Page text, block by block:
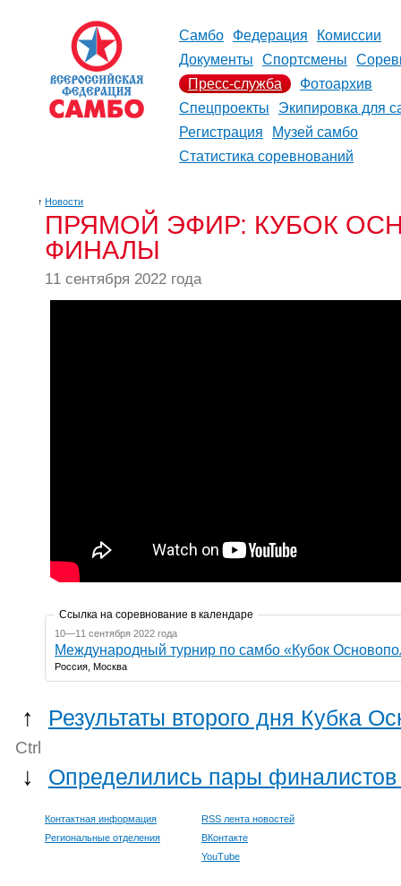
Самбо Федерация
Комиссии
Документы
Спортсмены
Пресс-служба
Фотоархив
Спецпроекты
Экипировка для
Регистрация
Музей самбо
Статистика соревнований
↑ Новости
ПРЯМОЙ ЭФИР: КУБОК
ФИНАЛЫ
11 сентября 2022 года
Ссылка на соревнование в календаре
10—11 сентября 2022 года
Международный турнир по самбо «Кубок
Россия, Москва
↑ Результаты второго дня Кубка
Ctrl
↓ Определились пары
Контактная информация
Региональные отделения
RSS лента новостей
ВКонтакте
YouTube